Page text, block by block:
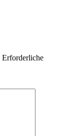
Erforderliche